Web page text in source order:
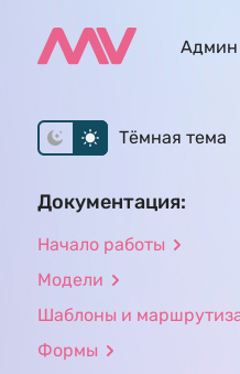
Админ
Тёмная тема
Документация:
Начало работы
Модели
Шаблоны и
Формы